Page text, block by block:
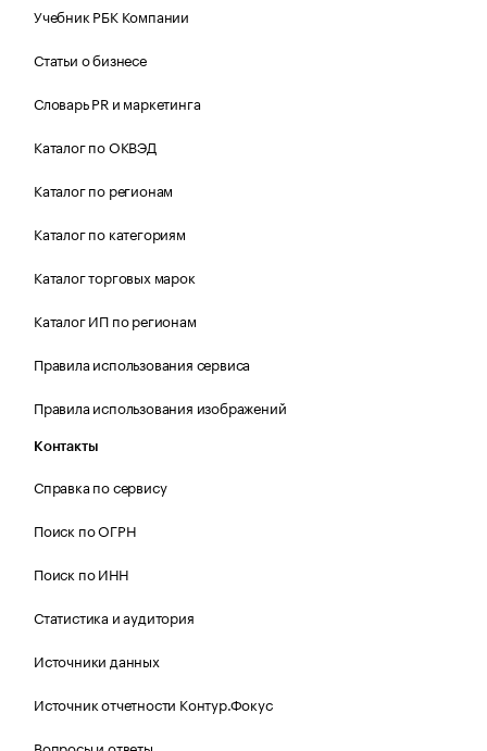
Учебник РБК Компании
Статьи о бизнесе
Словарь PR и маркетинга
Каталог по ОКВЭД
Каталог по регионам
Каталог по категориям
Каталог торговых марок
Каталог ИП по регионам
Правила использования сервиса
Правила использования изображений
Контакты
Справка по сервису
Поиск по ОГРН
Поиск по ИНН
Статистика и аудитория
Источники данных
Источник отчетности Контур.Фокус